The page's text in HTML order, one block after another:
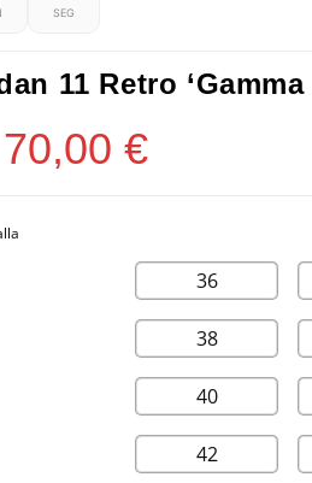
SEG
11 Retro ‘Gamma
El
precio
original
70,00 €El
36
38
40
42